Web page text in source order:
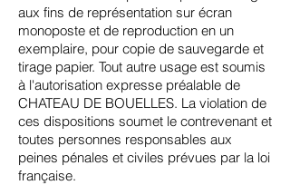
aux fins de représentation sur écran
monoposte et de reproduction en un
exemplaire, pour copie de sauvegarde et
tirage papier. Tout autre usage est soumis
à l'autorisation expresse préalable de
CHATEAU DE BOUELLES. La violation de
ces dispositions soumet le contrevenant et
toutes personnes responsables aux
peines pénales et civiles prévues par la loi
française.